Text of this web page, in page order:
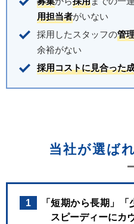
用担当者がいない
採用したスタッフの管
余裕がない
採用コストに見合った
当社が選ば
1
「短期から長期」
スピーディーにカ